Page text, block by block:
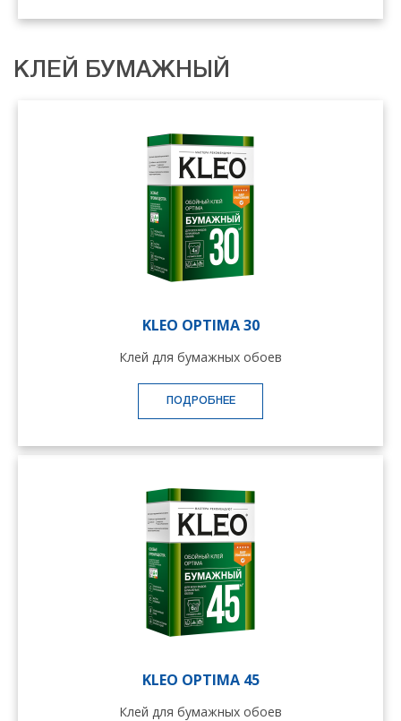
КЛЕЙ БУМАЖНЫЙ
KLEO OPTIMA 30
Клей для бумажных обоев
ПОДРОБНЕЕ
KLEO OPTIMA 45
Клей для бумажных обоев